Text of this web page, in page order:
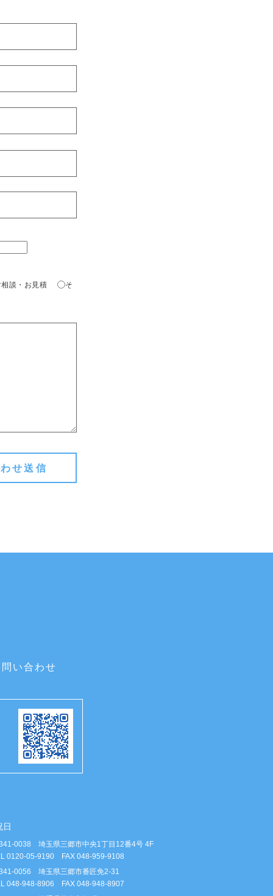
談・お見積 そ
い合わせ
日
0038 埼玉県三郷市中央1丁目12番4号 4F
0120-05-9190 FAX 048-959-9108
0056 埼玉県三郷市番匠免2-31
048-948-8906 FAX 048-948-8907